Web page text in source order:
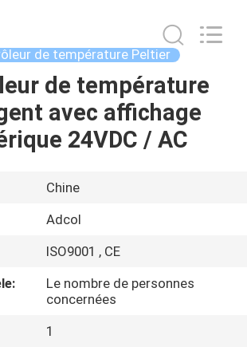
de température Peltier
de température
avec affichage
24VDC / AC
Chine
Adcol
ISO9001 , CE
Le nombre de personnes
concernées
1